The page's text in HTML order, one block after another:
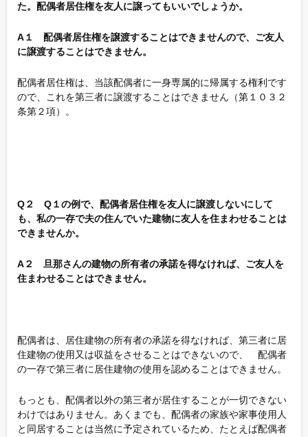
た。配偶者居住権を友人に譲ってもいいでしょうか。
A１ 配偶者居住権を譲渡することはできませんので、ご友人
に譲渡することはできません。
配偶者居住権は、当該配偶者に一身専属的に帰属する権利です
ので、これを第三者に譲渡することはできません（第１０３２
条第２項）。
Q２ Q１の例で、配偶者居住権を友人に譲渡しないにして
も、私の一存で夫の住んでいた建物に友人を住まわせることは
できませんか。
A２ 旦那さんの建物の所有者の承諾を得なければ、ご友人を
住まわせることはできません。
配偶者は、居住建物の所有者の承諾を得なければ、第三者に居
住建物の使用又は収益をさせることはできないので、 配偶者
の一存で第三者に居住建物の使用を認めることはできません。
もっとも、配偶者以外の第三者が居住することが一切できない
わけではありません。あくまでも、配偶者の家族や家事使用人
と同居することは当然に予定されているため、たとえば配偶者